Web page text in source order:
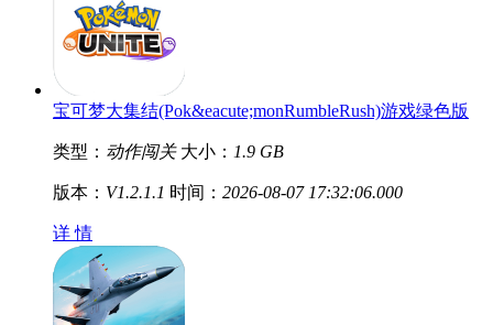
宝可梦大集结(Pok&eacute;monRumbleRush)游戏绿色版
类型： 动作闯关 大小： 1.9 GB
版本： V1.2.1.1 时间： 2026-08-07 17:32:06.000
详 情